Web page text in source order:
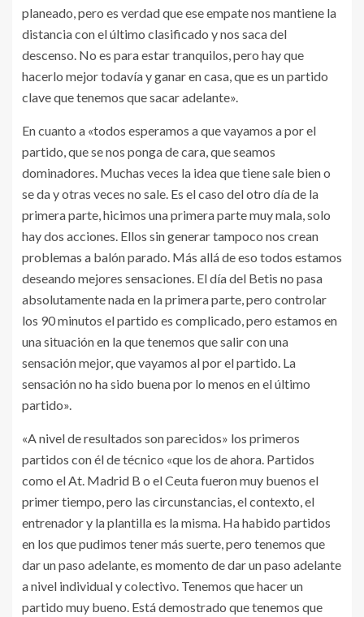
planeado, pero es verdad que ese empate nos mantiene la
distancia con el último clasificado y nos saca del
descenso. No es para estar tranquilos, pero hay que
hacerlo mejor todavía y ganar en casa, que es un partido
clave que tenemos que sacar adelante».
En cuanto a «todos esperamos a que vayamos a por el
partido, que se nos ponga de cara, que seamos
dominadores. Muchas veces la idea que tiene sale bien o
se da y otras veces no sale. Es el caso del otro día de la
primera parte, hicimos una primera parte muy mala, solo
hay dos acciones. Ellos sin generar tampoco nos crean
problemas a balón parado. Más allá de eso todos estamos
deseando mejores sensaciones. El día del Betis no pasa
absolutamente nada en la primera parte, pero controlar
los 90 minutos el partido es complicado, pero estamos en
una situación en la que tenemos que salir con una
sensación mejor, que vayamos al por el partido. La
sensación no ha sido buena por lo menos en el último
partido».
«A nivel de resultados son parecidos» los primeros
partidos con él de técnico «que los de ahora. Partidos
como el At. Madrid B o el Ceuta fueron muy buenos el
primer tiempo, pero las circunstancias, el contexto, el
entrenador y la plantilla es la misma. Ha habido partidos
en los que pudimos tener más suerte, pero tenemos que
dar un paso adelante, es momento de dar un paso adelante
a nivel individual y colectivo. Tenemos que hacer un
partido muy bueno. Está demostrado que tenemos que